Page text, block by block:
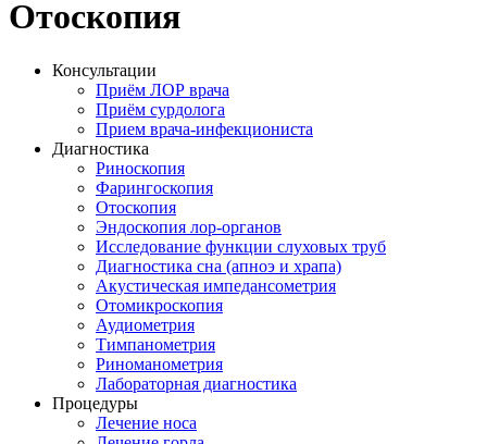
Отоскопия
Консультации
Приём ЛОР врача
Приём сурдолога
Прием врача-инфекциониста
Диагностика
Риноскопия
Фарингоскопия
Отоскопия
Эндоскопия лор-органов
Исследование функции слуховых труб
Диагностика сна (апноэ и храпа)
Акустическая импедансометрия
Отомикроскопия
Аудиометрия
Тимпанометрия
Риноманометрия
Лабораторная диагностика
Процедуры
Лечение носа